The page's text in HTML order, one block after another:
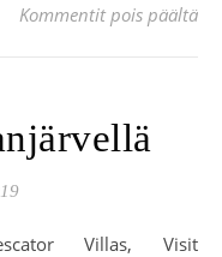
Kommentit pois päältä